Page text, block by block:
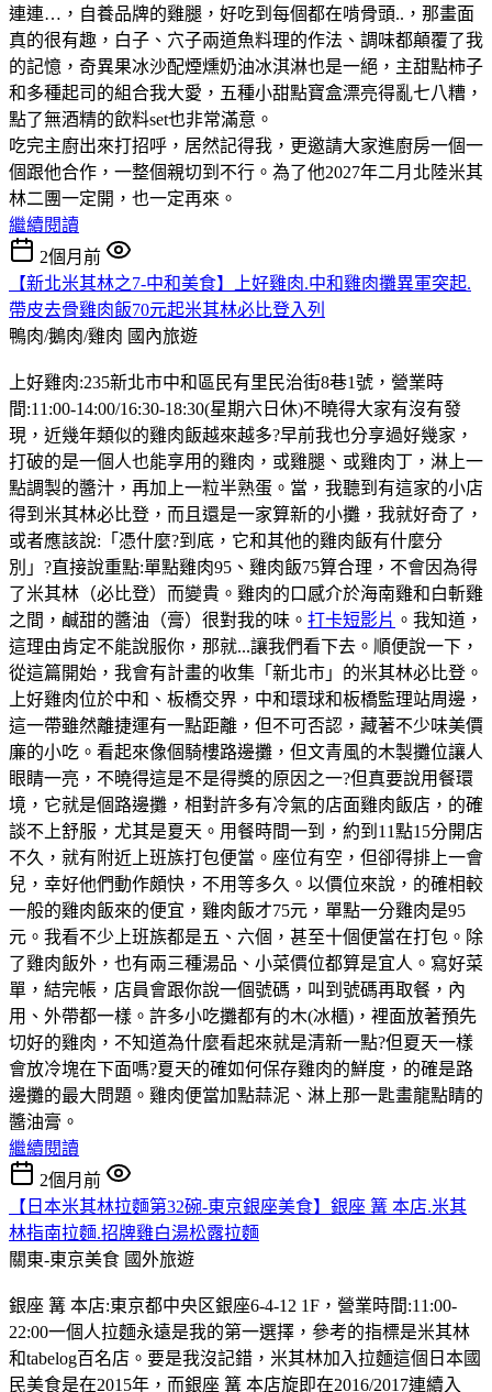
連連…，自養品牌的雞腿，好吃到每個都在啃骨頭..，那畫面
真的很有趣，白子、穴子兩道魚料理的作法、調味都顛覆了我
的記憶，奇異果冰沙配煙燻奶油冰淇淋也是一絕，主甜點柿子
和多種起司的組合我大愛，五種小甜點寶盒漂亮得亂七八糟，
點了無酒精的飲料set也非常滿意。
吃完主廚出來打招呼，居然記得我，更邀請大家進廚房一個一
個跟他合作，一整個親切到不行。為了他2027年二月北陸米其
林二團一定開，也一定再來。
繼續閱讀
2個月前
【新北米其林之7-中和美食】上好雞肉.中和雞肉攤異軍突起.
帶皮去骨雞肉飯70元起米其林必比登入列
鴨肉/鵝肉/雞肉 國內旅遊
上好雞肉:235新北市中和區民有里民治街8巷1號，營業時
間:11:00-14:00/16:30-18:30(星期六日休)不曉得大家有沒有發
現，近幾年類似的雞肉飯越來越多?早前我也分享過好幾家，
打破的是一個人也能享用的雞肉，或雞腿、或雞肉丁，淋上一
點調製的醬汁，再加上一粒半熟蛋。當，我聽到有這家的小店
得到米其林必比登，而且還是一家算新的小攤，我就好奇了，
或者應該說:「憑什麼?到底，它和其他的雞肉飯有什麼分
別」?直接說重點:單點雞肉95、雞肉飯75算合理，不會因為得
了米其林（必比登）而變貴。雞肉的口感介於海南雞和白斬雞
之間，鹹甜的醬油（膏）很對我的味。 打卡短影片 。我知道，
這理由肯定不能說服你，那就...讓我們看下去。順便說一下，
從這篇開始，我會有計畫的收集「新北市」的米其林必比登。
上好雞肉位於中和、板橋交界，中和環球和板橋監理站周邊，
這一帶雖然離捷運有一點距離，但不可否認，藏著不少味美價
廉的小吃。看起來像個騎樓路邊攤，但文青風的木製攤位讓人
眼睛一亮，不曉得這是不是得獎的原因之一?但真要說用餐環
境，它就是個路邊攤，相對許多有冷氣的店面雞肉飯店，的確
談不上舒服，尤其是夏天。用餐時間一到，約到11點15分開店
不久，就有附近上班族打包便當。座位有空，但卻得排上一會
兒，幸好他們動作頗快，不用等多久。以價位來說，的確相較
一般的雞肉飯來的便宜，雞肉飯才75元，單點一分雞肉是95
元。我看不少上班族都是五、六個，甚至十個便當在打包。除
了雞肉飯外，也有兩三種湯品、小菜價位都算是宜人。寫好菜
單，結完帳，店員會跟你說一個號碼，叫到號碼再取餐，內
用、外帶都一樣。許多小吃攤都有的木(冰櫃)，裡面放著預先
切好的雞肉，不知道為什麼看起來就是清新一點?但夏天一樣
會放冷塊在下面嗎?夏天的確如何保存雞肉的鮮度，的確是路
邊攤的最大問題。雞肉便當加點蒜泥、淋上那一匙畫龍點睛的
醬油膏。
繼續閱讀
2個月前
【日本米其林拉麵第32碗-東京銀座美食】銀座 篝 本店.米其
林指南拉麵.招牌雞白湯松露拉麵
關東-東京美食 國外旅遊
銀座 篝 本店:東京都中央区銀座6-4-12 1F，營業時間:11:00-
22:00一個人拉麵永遠是我的第一選擇，參考的指標是米其林
和tabelog百名店。要是我沒記錯，米其林加入拉麵這個日本國
民美食是在2015年，而銀座 篝 本店旋即在2016/2017連續入